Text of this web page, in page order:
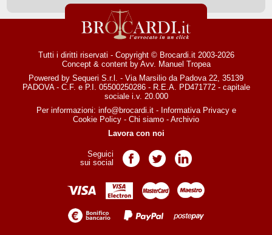
Tutti i diritti riservati - Copyright © Brocardi.it 2003-2026
Concept & content by Avv. Manuel Tropea
Powered by Sequeri S.r.l. - Via Marsilio da Padova 22, 35139
PADOVA - C.F. e P.I. 05500250286 - R.E.A. PD471772 - capitale
sociale i.v. 20.000
Per informazioni: info@brocardi.it- Informativa Privacye
Cookie Policy - Chi siamo - Archivio
Lavora con noi
Seguici
sui social
Pagina Facebook
Pagina TwitterPagina LinkedIn